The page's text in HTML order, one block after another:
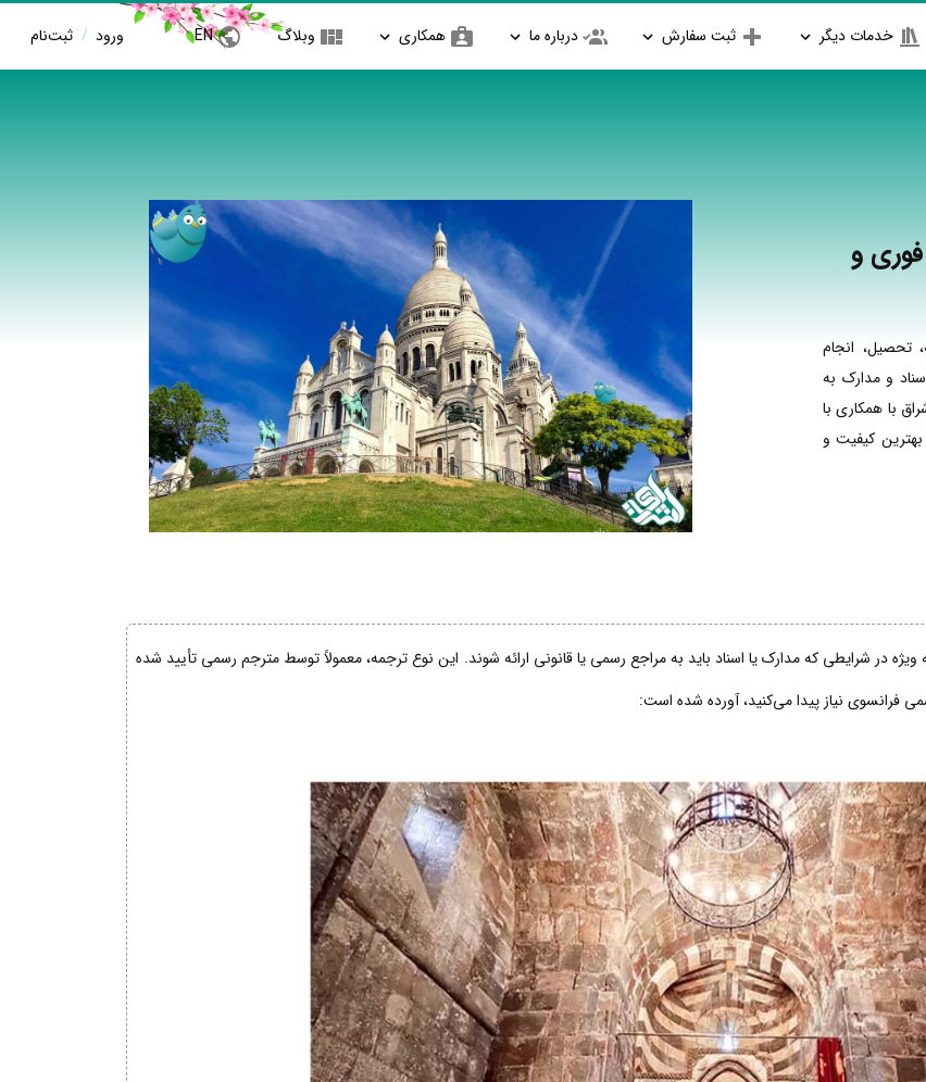
خدمات دیگر ثبت سفارش درباره ما همکاری وبلاگ EN ورود / ثبت‌نام
و
تحصیل، انجام
و مدارک به
با همکاری با
کیفیت و
ویژه در شرایطی که مدارک یا اسناد باید به مراجع رسمی یا قانونی ارائه شوند. این نوع ترجمه، معمولاً توسط مترجم رسمی تأیید شده
فرانسوی نیاز پیدا می‌کنید، آورده شده است: